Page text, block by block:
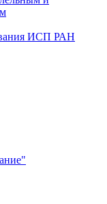
ИСП РАН